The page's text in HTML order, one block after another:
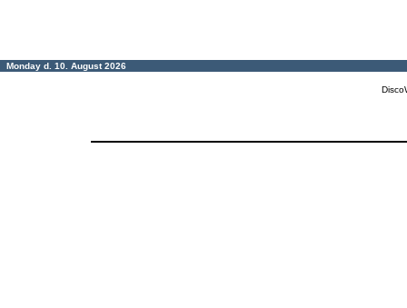
Monday d. 10. August 2026